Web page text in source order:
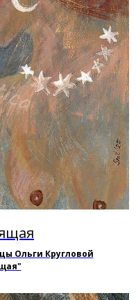
Ольги Кругловой